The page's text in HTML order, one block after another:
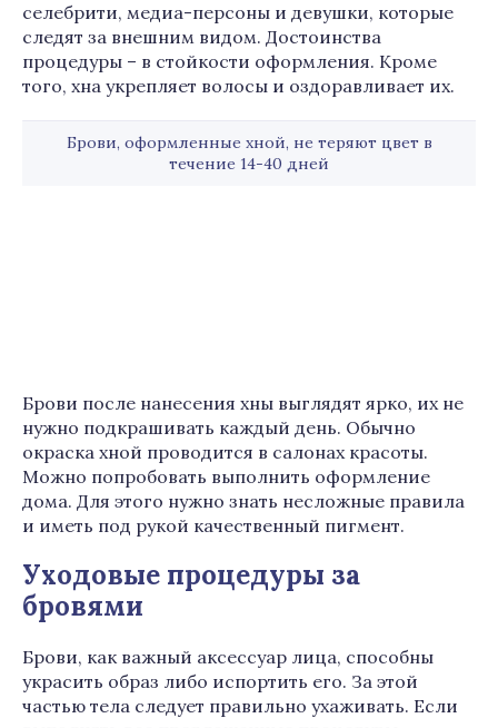
селебрити, медиа-персоны и девушки, которые
следят за внешним видом. Достоинства
процедуры – в стойкости оформления. Кроме
того, хна укрепляет волосы и оздоравливает их.
Брови, оформленные хной, не теряют цвет в
течение 14-40 дней
Брови после нанесения хны выглядят ярко, их не
нужно подкрашивать каждый день. Обычно
окраска хной проводится в салонах красоты.
Можно попробовать выполнить оформление
дома. Для этого нужно знать несложные правила
и иметь под рукой качественный пигмент.
Уходовые процедуры за
бровями
Брови, как важный аксессуар лица, способны
украсить образ либо испортить его. За этой
частью тела следует правильно ухаживать. Если